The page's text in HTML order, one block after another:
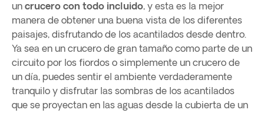
un crucero con todo incluido, y esta es la mejor
manera de obtener una buena vista de los diferentes
paisajes, disfrutando de los acantilados desde dentro.
Ya sea en un crucero de gran tamaño como parte de un
circuito por los fiordos o simplemente un crucero de
un día, puedes sentir el ambiente verdaderamente
tranquilo y disfrutar las sombras de los acantilados
que se proyectan en las aguas desde la cubierta de un